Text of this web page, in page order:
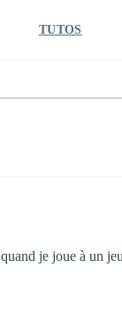
TUTOS
je joue à un